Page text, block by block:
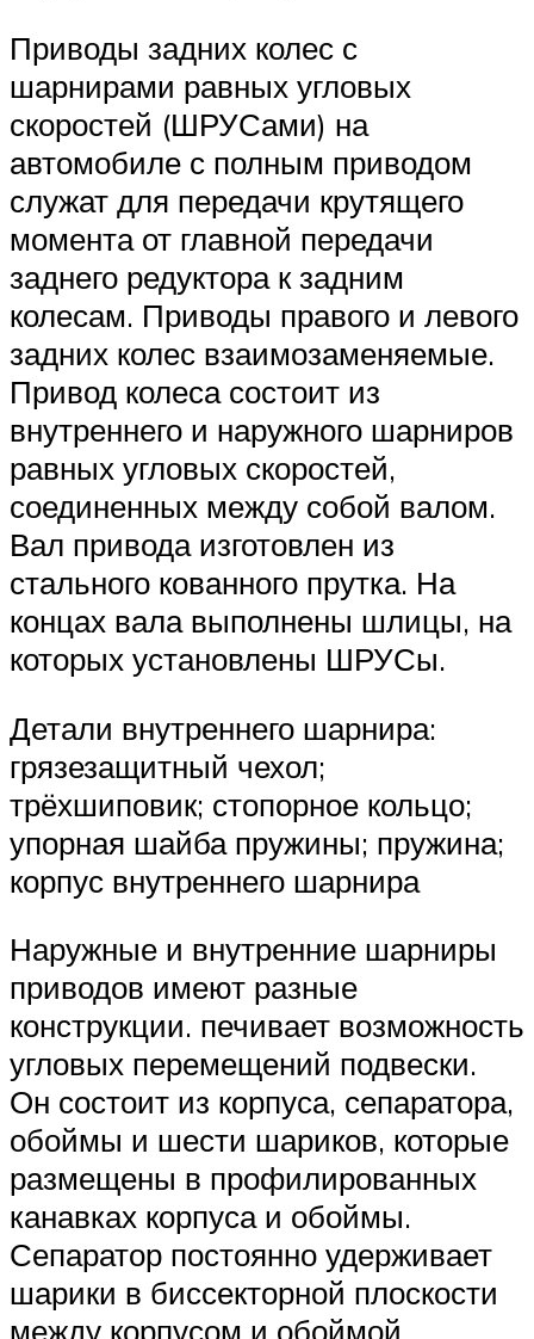
Приводы задних колес с
шарнирами равных угловых
скоростей (ШРУСами) на
автомобиле с полным приводом
служат для передачи крутящего
момента от главной передачи
заднего редуктора к задним
колесам. Приводы правого и левого
задних колес взаимозаменяемые.
Привод колеса состоит из
внутреннего и наружного шарниров
равных угловых скоростей,
соединенных между собой валом.
Вал привода изготовлен из
стального кованного прутка. На
концах вала выполнены шлицы, на
которых установлены ШРУСы.
Детали внутреннего шарнира:
грязезащитный чехол;
трёхшиповик; стопорное кольцо;
упорная шайба пружины; пружина;
корпус внутреннего шарнира
Наружные и внутренние шарниры
приводов имеют разные
конструкции. печивает возможность
угловых перемещений подвески.
Он состоит из корпуса, сепаратора,
обоймы и шести шариков, которые
размещены в профилированных
канавках корпуса и обоймы.
Сепаратор постоянно удерживает
шарики в биссекторной плоскости
между корпусом и обоймой